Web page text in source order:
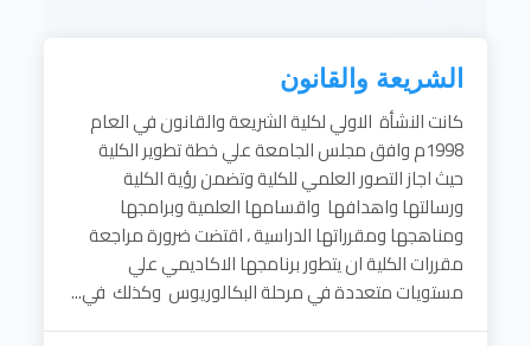
الشريعة والقانون
كانت النشأة الاولي لكلية الشريعة والقانون في العام
1998م وافق مجلس الجامعة علي خطة تطوير الكلية
حيث اجاز التصور العلمي للكلية وتضمن رؤية الكلية
ورسالتها واهدافها واقسامها العلمية وبرامجها
ومناهجها ومقرراتها الدراسية ، اقتضت ضرورة مراجعة
مقررات الكلية ان يتطور برنامجها الاكاديمي علي
مستويات متعددة في مرحلة البكالوريوس وكذلك في...